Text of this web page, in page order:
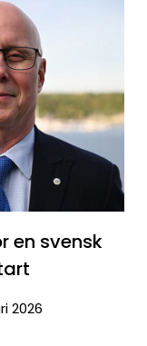
en svensk
2026